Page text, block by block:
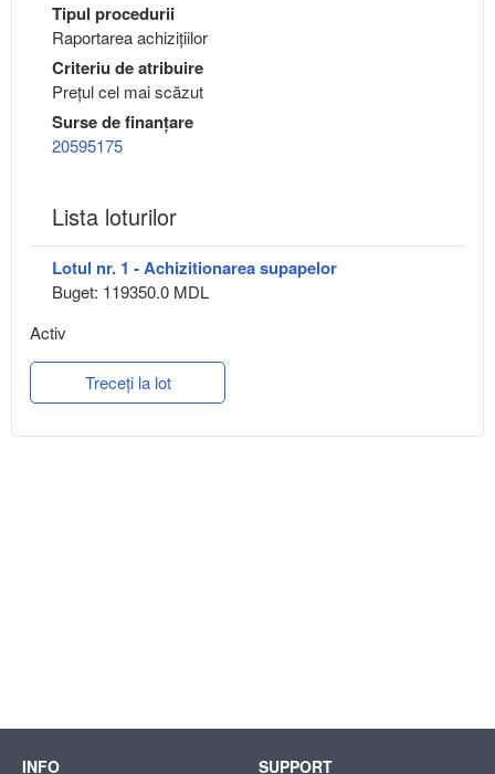
Tipul procedurii
Raportarea achizițiilor
Criteriu de atribuire
Preţul cel mai scăzut
Surse de finanțare
20595175
Lista loturilor
Lotul nr. 1 - Achizitionarea supapelor
Buget: 119350.0 MDL
Activ
Treceți la lot
INFO SUPPORT